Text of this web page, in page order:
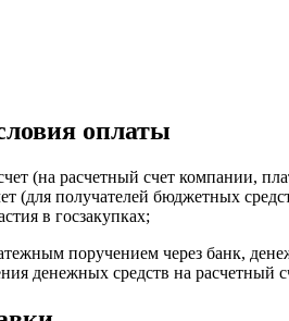
оплаты
(на расчетный счет компании,
(для получателей бюджетных
в госзакупках;
поручением через банк,
денежных средств на расчетный